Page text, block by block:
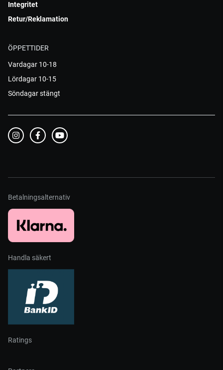
Integritet
Retur/Reklamation
ÖPPETTIDER
Vardagar 10-18
Lördagar 10-15
Söndagar stängt
Betalningsalternativ
Handla säkert
Ratings